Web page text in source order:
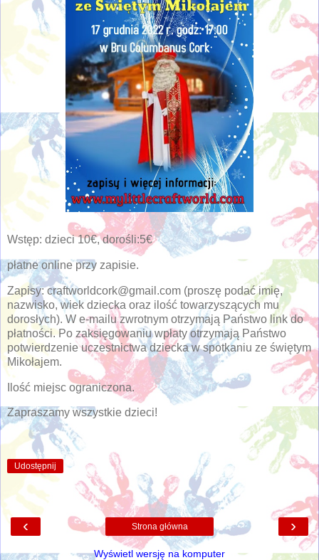
Wstęp: dzieci 10€, dorośli:5€
płatne online przy zapisie.
Zapisy: craftworldcork@gmail.com (proszę podać imię,
nazwisko, wiek dziecka oraz ilość towarzyszących mu
dorosłych). W e-mailu zwrotnym otrzymają Państwo link do
płatności. Po zaksięgowaniu wpłaty otrzymają Państwo
potwierdzenie uczestnictwa dziecka w spotkaniu ze świętym
Mikołajem.
Ilość miejsc ograniczona.
Zapraszamy wszystkie dzieci!
Udostępnij
‹ ›
Strona główna
Wyświetl wersję na komputer